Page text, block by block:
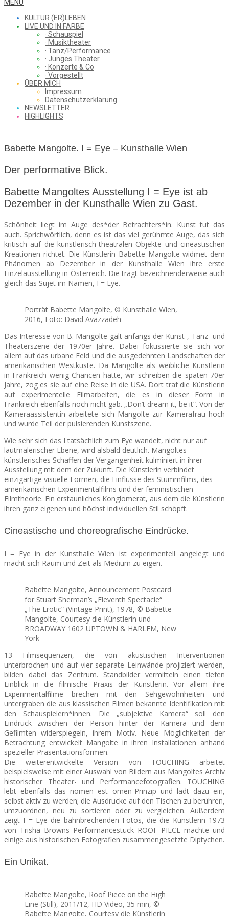
WHAT
SAW
FROM
THE
CHEAP
SEATS
Menu
MENU
KULTUR (ER)LEBEN
LIVE UND IN FARBE
· Schauspiel
· Musiktheater
· Tanz/Performance
· Junges Theater
· Konzerte & Co
· Vorgestellt
ÜBER MICH
Impressum
Datenschutzerklärung
NEWSLETTER
HIGHLIGHTS
Babette Mangolte. I = Eye – Kunsthalle Wien
Der performative Blick.
Babette Mangoltes Ausstellung I = Eye ist ab
Dezember in der Kunsthalle Wien zu Gast.
Schönheit liegt im Auge des*der Betrachters*in. Kunst tut das
auch. Sprichwörtlich, denn es ist das viel gerühmte Auge, das sich
kritisch auf die künstlerisch-theatralen Objekte und cineastischen
Kreationen richtet. Die Künstlerin Babette Mangolte widmet dem
Phänomen ab Dezember in der Kunsthalle Wien ihre erste
Einzelausstellung in Österreich. Die trägt bezeichnenderweise auch
gleich das Sujet im Namen, I = Eye.
Porträt Babette Mangolte, © Kunsthalle Wien,
2016, Foto: David Avazzadeh
Das Interesse von B. Mangolte galt anfangs der Kunst-, Tanz- und
Theaterszene der 1970er Jahre. Dabei fokussierte sie sich vor
allem auf das urbane Feld und die ausgedehnten Landschaften der
amerikanischen Westküste. Da Mangolte als weibliche Künstlerin
in Frankreich wenig Chancen hatte, wir schreiben die späten 70er
Jahre, zog es sie auf eine Reise in die USA. Dort traf die Künstlerin
auf experimentelle Filmarbeiten, die es in dieser Form in
Frankreich ebenfalls noch nicht gab. „Don’t dream it, be it“. Von der
Kameraassistentin arbeitete sich Mangolte zur Kamerafrau hoch
und wurde Teil der pulsierenden Kunstszene.
Wie sehr sich das I tatsächlich zum Eye wandelt, nicht nur auf
lautmalerischer Ebene, wird alsbald deutlich. Mangoltes
künstlerisches Schaffen der Vergangenheit kulminiert in ihrer
Ausstellung mit dem der Zukunft. Die Künstlerin verbindet
einzigartige visuelle Formen, die Einflüsse des Stummfilms, des
amerikanischen Experimentalfilms und der feministischen
Filmtheorie. Ein erstaunliches Konglomerat, aus dem die Künstlerin
ihren ganz eigenen und höchst individuellen Stil schöpft.
Cineastische und choreografische Eindrücke.
I = Eye in der Kunsthalle Wien ist experimentell angelegt und
macht sich Raum und Zeit als Medium zu eigen.
Babette Mangolte, Announcement Postcard
for Stuart Sherman’s „Eleventh Spectacle“
„The Erotic“ (Vintage Print), 1978, © Babette
Mangolte, Courtesy die Künstlerin und
BROADWAY 1602 UPTOWN & HARLEM, New
York
13 Filmsequenzen, die von akustischen Interventionen
unterbrochen und auf vier separate Leinwände projiziert werden,
bilden dabei das Zentrum. Standbilder vermitteln einen tiefen
Einblick in die filmische Praxis der Künstlerin. Vor allem ihre
Experimentalfilme brechen mit den Sehgewohnheiten und
untergraben die aus klassischen Filmen bekannte Identifikation mit
den Schauspielern*innen. Die „subjektive Kamera“ soll den
Eindruck zwischen der Person hinter der Kamera und dem
Gefilmten widerspiegeln, ihrem Motiv. Neue Möglichkeiten der
Betrachtung entwickelt Mangolte in ihren Installationen anhand
spezieller Präsentationsformen.
Die weiterentwickelte Version von TOUCHING arbeitet
beispielsweise mit einer Auswahl von Bildern aus Mangoltes Archiv
historischer Theater- und Performancefotografien. TOUCHING
lebt ebenfalls das nomen est omen-Prinzip und lädt dazu ein,
selbst aktiv zu werden; die Ausdrucke auf den Tischen zu berühren,
umzuordnen, neu zu sortieren oder zu vergleichen. Außerdem
zeigt I = Eye die bahnbrechenden Fotos, die die Künstlerin 1973
von Trisha Browns Performancestück ROOF PIECE machte und
einige aus historischen Fotografien zusammengesetzte Diptychen.
Ein Unikat.
Babette Mangolte, Roof Piece on the High
Line (Still), 2011/12, HD Video, 35 min, ©
Babette Mangolte, Courtesy die Künstlerin